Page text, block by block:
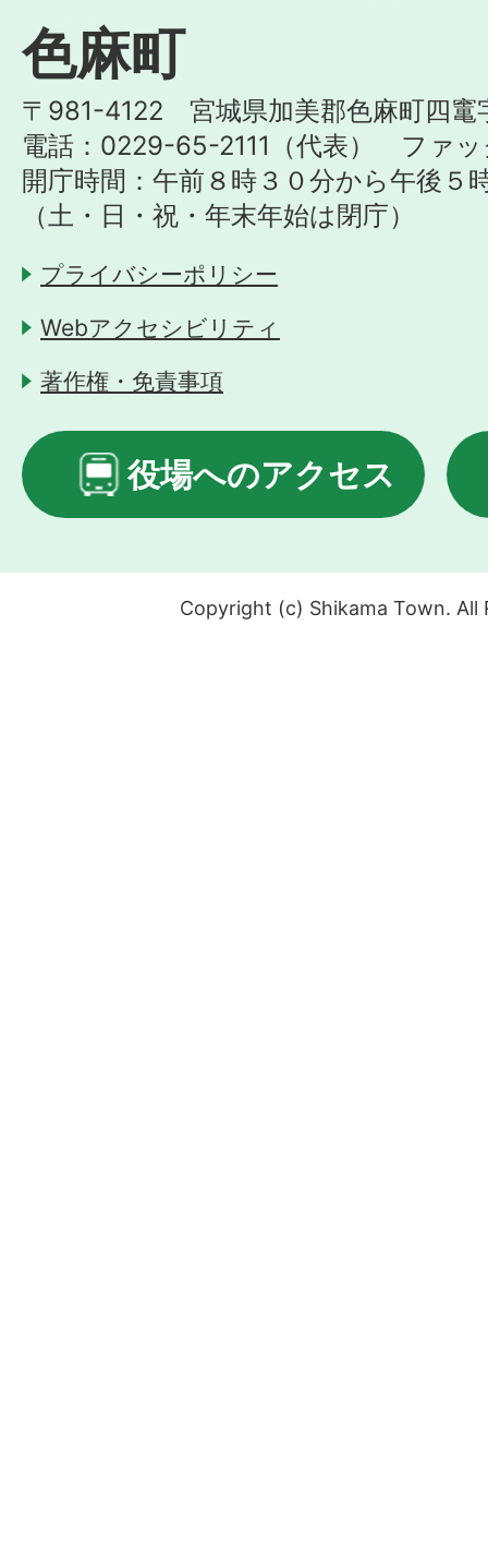
色麻町
〒981-4122 宮城県加美郡色麻町四竃
電話：0229-65-2111（代表） ファ
開庁時間：午前８時３０分から午後５
（土・日・祝・年末年始は閉庁）
プライバシーポリシー
Webアクセシビリティ
著作権・免責事項
役場へのアクセス
Copyright (c) Shikama Town. All